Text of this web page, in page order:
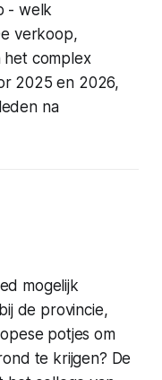
- welk
verkoop,
het complex
2025 en 2026,
na
mogelijk
de provincie,
potjes om
te krijgen? De